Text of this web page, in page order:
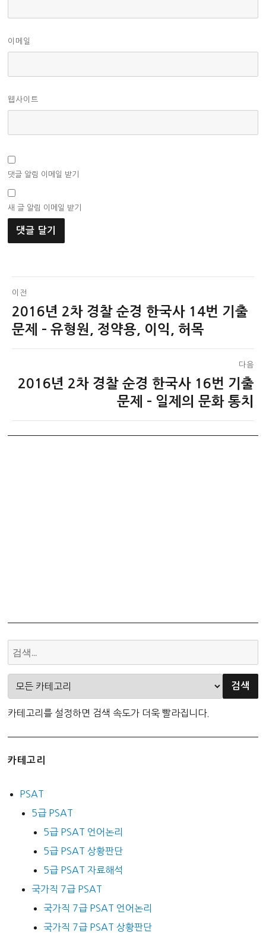
이메일
웹사이트
댓글 알림 이메일 받기
새 글 알림 이메일 받기
글
탐
색
이전
이
전
2016년 2차 경찰 순경 한국사 14번 기출
문제 – 유형원, 정약용, 이익, 허목
다음
다2016년 2차 경찰 순경 한국사 16번 기출
문제 – 일제의 문화 통치
카테고리를 설정하면 검색 속도가 더욱 빨라집니다.
카테고리
PSAT
5급 PSAT
5급 PSAT 언어논리
5급 PSAT 상황판단
5급 PSAT 자료해석
국가직 7급 PSAT
국가직 7급 PSAT 언어논리
국가직 7급 PSAT 상황판단